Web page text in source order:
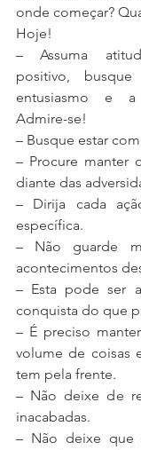
onde começar?
Hoje!
– Assuma
positivo,
entusiasmo e a
Admire-se!
– Busque estar
– Procure manter
diante das
– Dirija cada
específica.
– Não guarde
acontecimentos
– Esta pode ser
conquista do que
– É preciso
volume de coisas
tem pela frente.
– Não deixe de
inacabadas.
– Não deixe que